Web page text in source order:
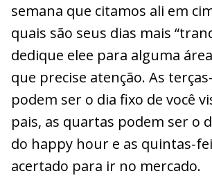
semana que citamos ali em
quais são seus dias mais
dedique elee para alguma
que precise atenção. As
podem ser o dia fixo de você
pais, as quartas podem ser o
do happy hour e as quintas-
acertado para ir no mercado.